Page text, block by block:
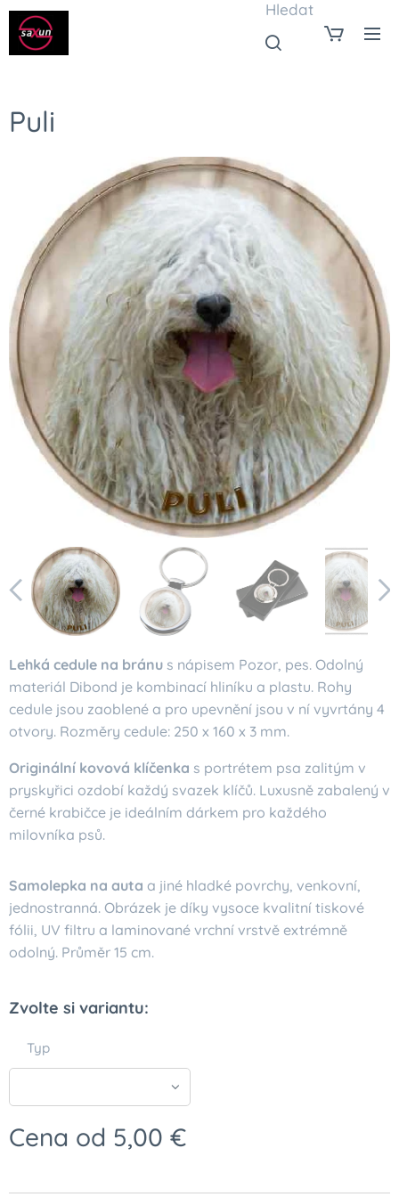
Hledat
Puli
Lehká cedule na bránu s nápisem Pozor, pes. Odolný
materiál Dibond je kombinací hliníku a plastu. Rohy
cedule jsou zaoblené a pro upevnění jsou v ní vyvrtány 4
otvory. Rozměry cedule: 250 x 160 x 3 mm.
Originální kovová klíčenka s portrétem psa zalitým v
pryskyřici ozdobí každý svazek klíčů. Luxusně zabalený v
černé krabičce je ideálním dárkem pro každého
milovníka psů.
Samolepka na auta a jiné hladké povrchy, venkovní,
jednostranná. Obrázek je díky vysoce kvalitní tiskové
fólii, UV filtru a laminované vrchní vrstvě extrémně
odolný. Průměr 15 cm.
Zvolte si variantu:
Typ
Cena od 5,00 €